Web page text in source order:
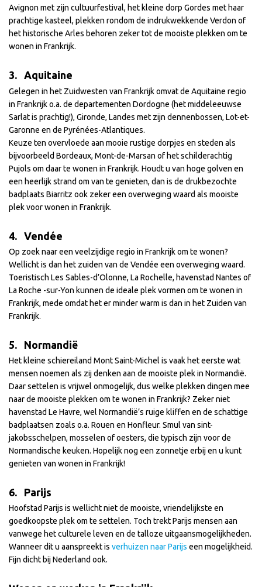
Avignon met zijn cultuurfestival, het kleine dorp Gordes met haar
prachtige kasteel, plekken rondom de indrukwekkende Verdon of
het historische Arles behoren zeker tot de mooiste plekken om te
wonen in Frankrijk.
3. Aquitaine
Gelegen in het Zuidwesten van Frankrijk omvat de Aquitaine regio
in Frankrijk o.a. de departementen Dordogne (het middeleeuwse
Sarlat is prachtig!), Gironde, Landes met zijn dennenbossen, Lot-et-
Garonne en de Pyrénées-Atlantiques.
Keuze ten overvloede aan mooie rustige dorpjes en steden als
bijvoorbeeld Bordeaux, Mont-de-Marsan of het schilderachtig
Pujols om daar te wonen in Frankrijk. Houdt u van hoge golven en
een heerlijk strand om van te genieten, dan is de drukbezochte
badplaats Biarritz ook zeker een overweging waard als mooiste
plek voor wonen in Frankrijk.
4. Vendée
Op zoek naar een veelzijdige regio in Frankrijk om te wonen?
Wellicht is dan het zuiden van de Vendée een overweging waard.
Toeristisch Les Sables-d’Olonne, La Rochelle, havenstad Nantes of
La Roche -sur-Yon kunnen de ideale plek vormen om te wonen in
Frankrijk, mede omdat het er minder warm is dan in het Zuiden van
Frankrijk.
5. Normandië
Het kleine schiereiland Mont Saint-Michel is vaak het eerste wat
mensen noemen als zij denken aan de mooiste plek in Normandië.
Daar settelen is vrijwel onmogelijk, dus welke plekken dingen mee
naar de mooiste plekken om te wonen in Frankrijk? Zeker niet
havenstad Le Havre, wel Normandië’s ruige kliffen en de schattige
badplaatsen zoals o.a. Rouen en Honfleur. Smul van sint-
jakobsschelpen, mosselen of oesters, die typisch zijn voor de
Normandische keuken. Hopelijk nog een zonnetje erbij en u kunt
genieten van wonen in Frankrijk!
6. Parijs
Hoofstad Parijs is wellicht niet de mooiste, vriendelijkste en
goedkoopste plek om te settelen. Toch trekt Parijs mensen aan
vanwege het culturele leven en de talloze uitgaansmogelijkheden.
Wanneer dit u aanspreekt is verhuizen naar Parijs een mogelijkheid.
Fijn dicht bij Nederland ook.